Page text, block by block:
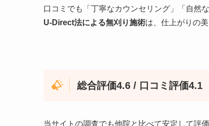
口コミでも「丁寧なカウンセリング」「自然
U-Direct法による無刈り施術は、仕上がりの
総合評価4.6 / 口コミ評価4.1
当サイトの調査でも他院と比べて安定して評価